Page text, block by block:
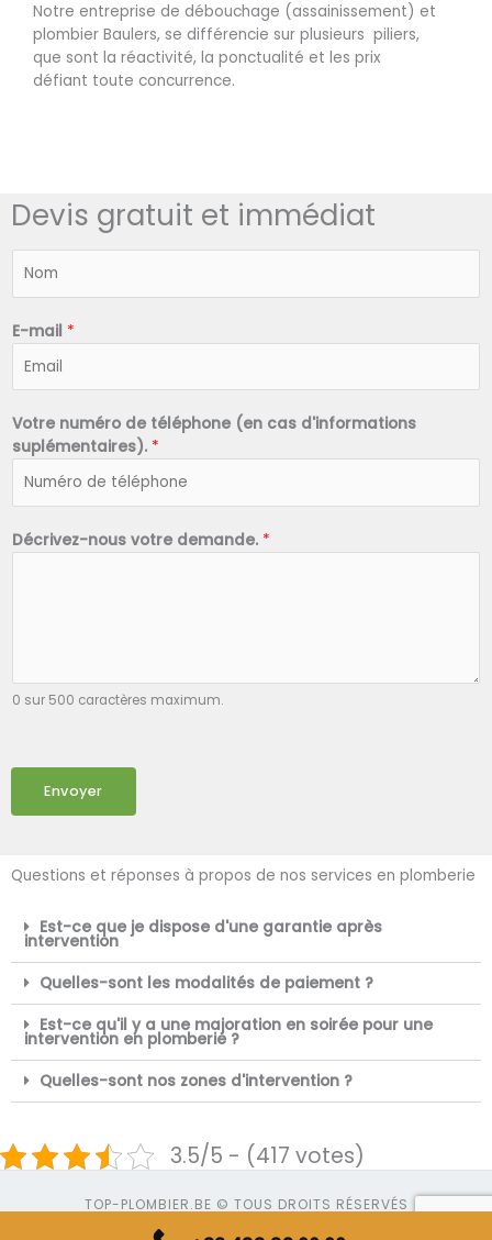
Notre entreprise de débouchage (assainissement) et
plombier Baulers, se différencie sur plusieurs piliers,
que sont la réactivité, la ponctualité et les prix
défiant toute concurrence.
Devis gratuit et immédiat
*
E-mail *
Votre numéro de téléphone (en cas d'informations
suplémentaires). *
Décrivez-nous votre demande. *
0 sur 500 caractères maximum.
Envoyer
Questions et réponses à propos de nos services en plomberie
Est-ce que je dispose d'une garantie après
intervention
Quelles-sont les modalités de paiement ?
Est-ce qu'il y a une majoration en soirée pour une
intervention en plomberie ?
Quelles-sont nos zones d'intervention ?
3.5/5 - (417 votes)
TOP-PLOMBIER.BE © TOUS DROITS RÉSERVÉS